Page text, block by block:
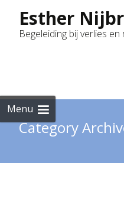
Esther
Begeleiding bij verlies
Menu
Category